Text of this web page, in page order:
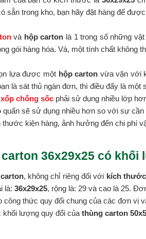
sẵn trong kho, bạn hãy đặt hàng để
và hộp carton là 1 trong số những
gói hàng hóa. Và, một tính chất không
lựa được một hộp carton vừa vặn với
là sát thủ ngàn đơn, thì điều đấy là
xốp chống sốc phải sử dụng nhiều lớp
quấn sẽ sử dụng nhiều hơn so với sự cần
thước kiện hàng, ảnh hưởng đến chi phí
36x29x25 có
, không chỉ riêng đối với kích thước
là: 36x29x25, rộng là: 29 và cao là 25.
công thức quy đổi chung của các đơn vị
khối lượng quy đổi của thùng carton